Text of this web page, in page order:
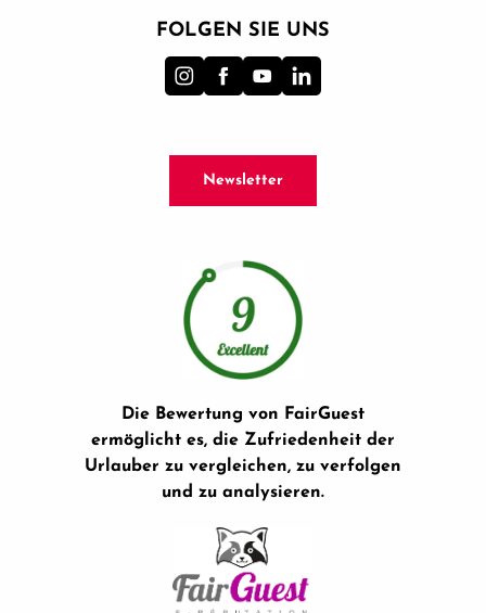
FOLGEN SIE UNS
Newsletter
Die Bewertung von FairGuest
ermöglicht es, die Zufriedenheit der
Urlauber zu vergleichen, zu verfolgen
und zu analysieren.